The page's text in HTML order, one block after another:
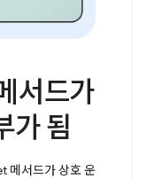
서드가
가 됨
메서드가 상호 운